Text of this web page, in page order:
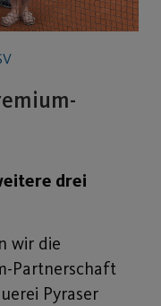
drei
wir die
Partnerschaft
Pyraser